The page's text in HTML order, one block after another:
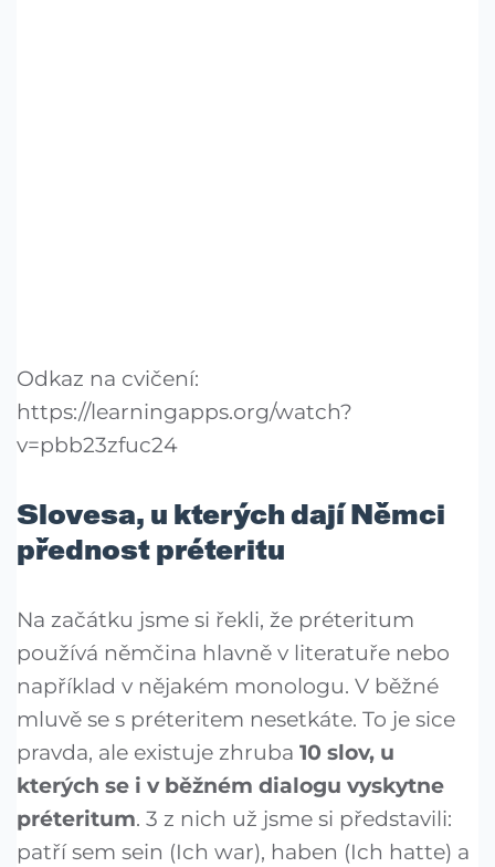
Odkaz na cvičení:
https://learningapps.org/watch?
v=pbb23zfuc24
Slovesa, u kterých dají Němci
přednost préteritu
Na začátku jsme si řekli, že préteritum
používá němčina hlavně v literatuře nebo
například v nějakém monologu. V běžné
mluvě se s préteritem nesetkáte. To je sice
pravda, ale existuje zhruba 10 slov, u
kterých se i v běžném dialogu vyskytne
préteritum. 3 z nich už jsme si představili:
patří sem sein (Ich war), haben (Ich hatte) a